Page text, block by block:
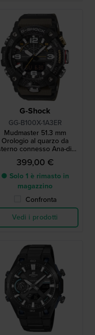
G-Shock
GG-B100X-1A3ER
Mudmaster 51.3 mm
Orologio al quarzo da
connesso Ana-digi
resistente al fango
399,00 €
● Solo 1 è rimasto in
magazzino
Confronta
Vedi i prodotti